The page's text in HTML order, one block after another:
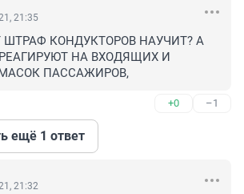
21:35
ШТРАФ КОНДУКТОРОВ НАУЧИТ? А
НА ВХОДЯЩИХ И
ПАССАЖИРОВ,
+0 –1
ещё 1 ответ
21:32